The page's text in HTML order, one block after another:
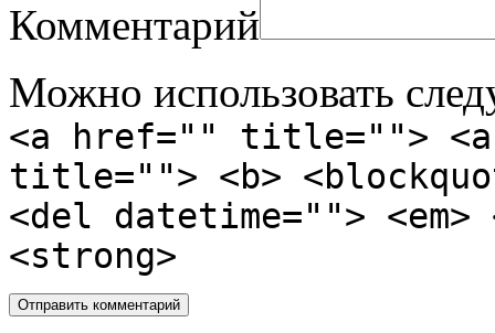
Комментарий
Можно использовать
<a href="" title="">
title=""> <b>
<del datetime="">
<strong>